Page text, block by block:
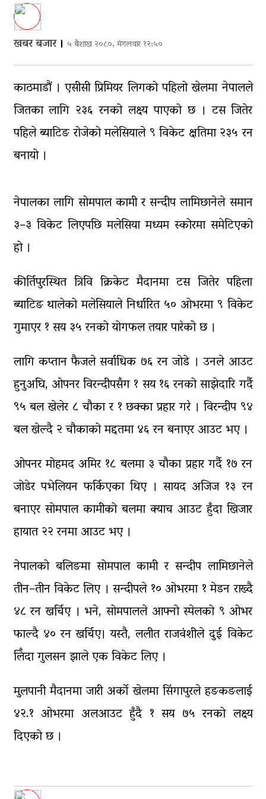
पाँच लाख घुससहित कर अधिकृत रंगेहात पक्राऊ
खबर बजार। ५ बैशाख २०८०, मंगलवार १२:५०
काठमाडौं । एसीसी प्रिमियर लिगको पहिलो खेलमा नेपालले
जितका लागि २३६ रनको लक्ष्य पाएको छ । टस जितेर
पहिले ब्याटिङ रोजेको मलेसियाले ९ विकेट क्षतिमा २३५ रन
बनायो ।
नेपालका लागि सोमपाल कामी र सन्दीप लामिछानेले समान
३–३ विकेट लिएपछि मलेसिया मध्यम स्कोरमा समेटिएको
हो ।
कीर्तिपुरस्थित त्रिवि क्रिकेट मैदानमा टस जितेर पहिला
ब्याटिङ थालेको मलेसियाले निर्धारित ५० ओभरमा ९ विकेट
गुमाएर १ सय ३५ रनको योगफल तयार पारेको छ ।
लागि कप्तान फैजले सर्वाधिक ७६ रन जोडे । उनले आउट
हुनुअघि, ओपनर विरन्दीपसँग १ सय १६ रनको साझेदारि गर्दै
९५ बल खेलेर ८ चौका र १ छक्का प्रहार गरे । विरन्दीप ९४
बल खेल्दै २ चौकाको मद्दतमा ४६ रन बनाएर आउट भए ।
ओपनर मोहमद अमिर १८ बलमा ३ चौका प्रहार गर्दै १७ रन
जोडेर पभेलियन फर्किएका थिए । सायद अजिज १३ रन
बनाएर सोमपाल कामीको बलमा क्याच आउट हुँदा खिजार
हायात २२ रनमा आउट भए ।
नेपालको बलिङमा सोमपाल कामी र सन्दीप लामिछानेले
तीन–तीन विकेट लिए । सन्दीपले १० ओभरमा १ मेडन राख्दै
४८ रन खर्चिए । भने, सोमपालले आफ्नो स्पेलको ९ ओभर
फाल्दै ४० रन खर्चिए। यस्तै, ललीत राजवंशीले दुई विकेट
लिँदा गुलसन झाले एक विकेट लिए ।
मुलपानी मैदानमा जारी अर्को खेलमा सिंगापुरले हङकङलाई
४२.१ ओभरमा अलआउट हुँदै १ सय ७५ रनको लक्ष्य
दिएको छ ।